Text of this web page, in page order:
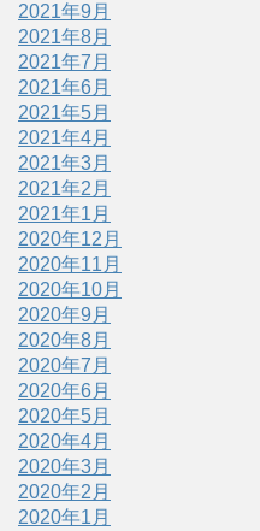
2021年9月
2021年8月
2021年7月
2021年6月
2021年5月
2021年4月
2021年3月
2021年2月
2021年1月
2020年12月
2020年11月
2020年10月
2020年9月
2020年8月
2020年7月
2020年6月
2020年5月
2020年4月
2020年3月
2020年2月
2020年1月